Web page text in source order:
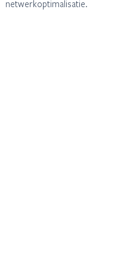
netwerkoptimalisatie.